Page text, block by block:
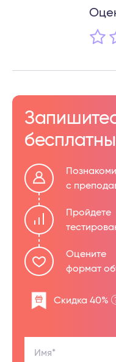
с
Пройдете
Оцените
формат
Скидка 40%
Имя*